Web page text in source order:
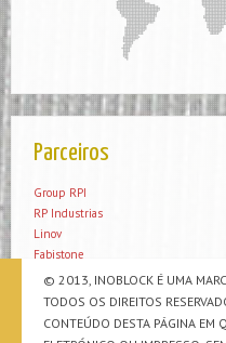
Parceiros
Group RPI
RP Industrias
Linov
Fabistone
Steel Prime
© 2013, INOBLOCK É UMA
TODOS OS DIREITOS
CONTEÚDO DESTA PÁGINA EM